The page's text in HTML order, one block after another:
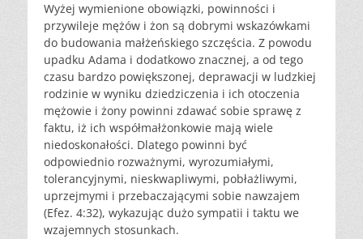
Wyżej wymienione obowiązki, powinności i
przywileje mężów i żon są dobrymi wskazówkami
do budowania małżeńskiego szczęścia. Z powodu
upadku Adama i dodatkowo znacznej, a od tego
czasu bardzo powiększonej, deprawacji w ludzkiej
rodzinie w wyniku dziedziczenia i ich otoczenia
mężowie i żony powinni zdawać sobie sprawę z
faktu, iż ich współmałżonkowie mają wiele
niedoskonałości. Dlatego powinni być
odpowiednio rozważnymi, wyrozumiałymi,
tolerancyjnymi, nieskwapliwymi, pobłażliwymi,
uprzejmymi i przebaczającymi sobie nawzajem
(Efez. 4:32), wykazując dużo sympatii i taktu we
wzajemnych stosunkach.